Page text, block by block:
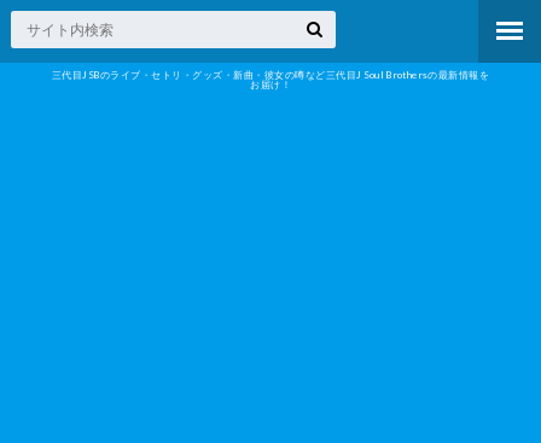
三代目JSBのライブ・セトリ・グッズ・新曲・彼女の噂など三代目J Soul Brothersの最新情報を
お届け！